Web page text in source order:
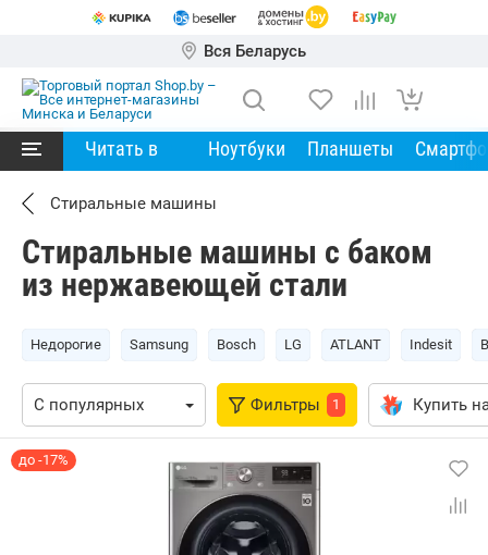
Вся Беларусь
Читать в Ноутбуки Планшеты
Стиральные машины
Стиральные машины с баком
из нержавеющей стали
Недорогие Samsung Bosch LG ATLANT Indesit
Фильтры 1 Купить
до -17%